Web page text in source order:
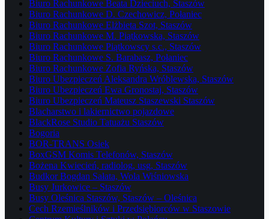
Biuro Rachunkowe Beata Dzieciuch, Staszów
Biuro Rachunkowe D. Czechowicz, Połaniec
Biuro Rachunkowe Elżbieta Szot, Staszów
Biuro Rachunkowe M. Piątkowska, Staszów
Biuro Rachunkowe Piątkowscy s.c., Staszów
Biuro Rachunkowe S. Barabasz, Połaniec
Biuro Rachunkowe Zofia Ryńska, Staszów
Biuro Ubezpieczeń Aleksandra Wróblewska, Staszów
Biuro Ubezpieczeń Ewa Gronostaj, Staszów
Biuro Ubezpieczeń Mateusz Staszewski Staszów
Blacharstwo i lakiernictwo pojazdowe
BlackRose Studio Tatuażu Staszów
Bogoria
BOR-TRANS Osiek
BoxGSM Komis Telefonów, Staszów
Bożena Kwiecień, radiolog, usg, Staszów
Budkor Bogdan Sałata, Wola Wiśniowska
Busy Jurkowice – Staszów
Busy Oleśnica Staszów, Staszów – Oleśnica
Cech Rzemieślników i Przedsiębiorców w Staszowie